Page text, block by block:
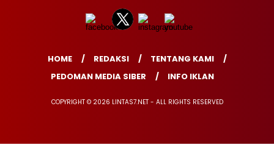
HOME REDAKSI
TENTANG KAMI
PEDOMAN MEDIA SIBER
INFO IKLAN
COPYRIGHT © 2026 LINTAS7.NET - ALL RIGHTS RESERVED